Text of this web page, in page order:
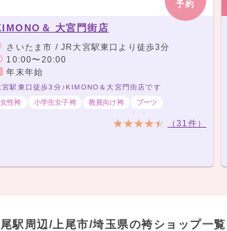
予約
＆ 大宮門街店
さいたま市 / JR大宮駅東口より徒歩3分
10:00〜20:00
年末年始
宮駅東口徒歩3分♪KIMONO＆大宮門街店です
女性袴
小学生女子袴 教員向け袴 ブーツ
（31件）
尾駅周辺/上尾市/埼玉県の袴ショップ一覧